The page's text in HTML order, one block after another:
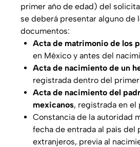
primer año de edad) del
se deberá presentar alguno de
documentos:
Acta de matrimonio de los
en México y antes del
Acta de nacimiento de un
registrada dentro del
Acta de nacimiento del
mexicanos, registrada en el
Constancia de la autoridad
fecha de entrada al país del
extranjeros, previa al